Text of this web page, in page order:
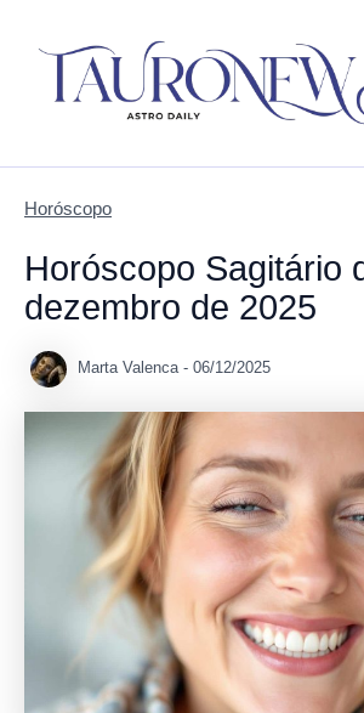
Horóscopo
Horóscopo Sagitário
dezembro de 2025
Marta Valenca - 06/12/2025